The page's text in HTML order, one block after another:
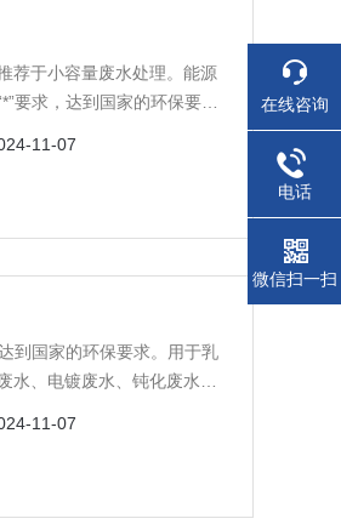
荐于小容量废水处理。能源
要求，达到国家的环保要
11-07
到国家的环保要求。用于乳
、电镀废水、钝化废水、
11-07
在线咨询
电话
微信扫一扫